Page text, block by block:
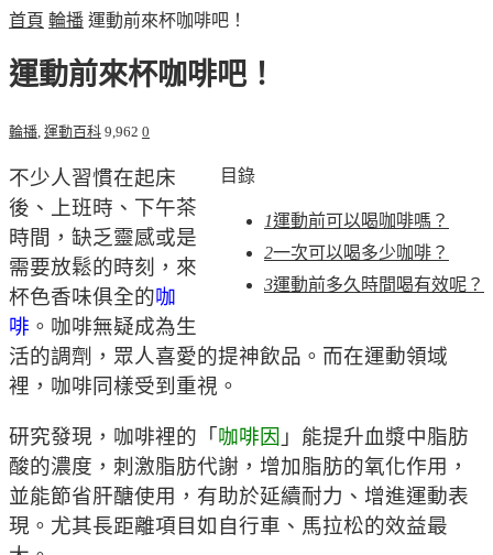
首頁 輪播 運動前來杯咖啡吧！
運動前來杯咖啡吧！
輪播 運動百科 9,962 0
目錄
1運動前可以喝咖啡嗎？
2一次可以喝多少咖啡？
3運動前多久時間喝有效呢？
不少人習慣在起床
後、上班時、下午茶
時間，缺乏靈感或是
需要放鬆的時刻，來
杯色香味俱全的咖
啡 。咖啡無疑成為生
活的調劑，眾人喜愛的提神飲品。而在運動領域
裡，咖啡同樣受到重視。
研究發現，咖啡裡的「 咖啡因 」能提升血漿中脂肪
酸的濃度，刺激脂肪代謝，增加脂肪的氧化作用，
並能節省肝醣使用，有助於延續耐力、增進運動表
現。尤其長距離項目如自行車、馬拉松的效益最